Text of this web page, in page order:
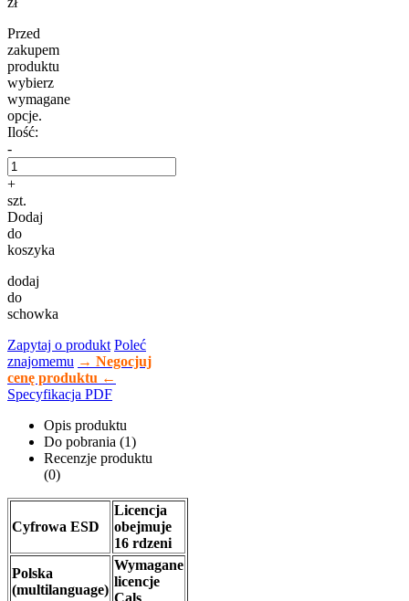
Przed
zakupem
produktu
wybierz
wymagane
opcje.
Ilość:
-
+
szt.
Dodaj
do
koszyka
dodaj
do
schowka
Zapytaj o produkt Poleć
znajomemu → Negocjuj
cenę produktu ←
Specyfikacja PDF
Opis produktu
Do pobrania (1)
Recenzje produktu
(0)
Cyfrowa ESD
Licencja
obejmuje
16 rdzeni
Polska
(multilanguage)
Wymagane
licencje
Cals